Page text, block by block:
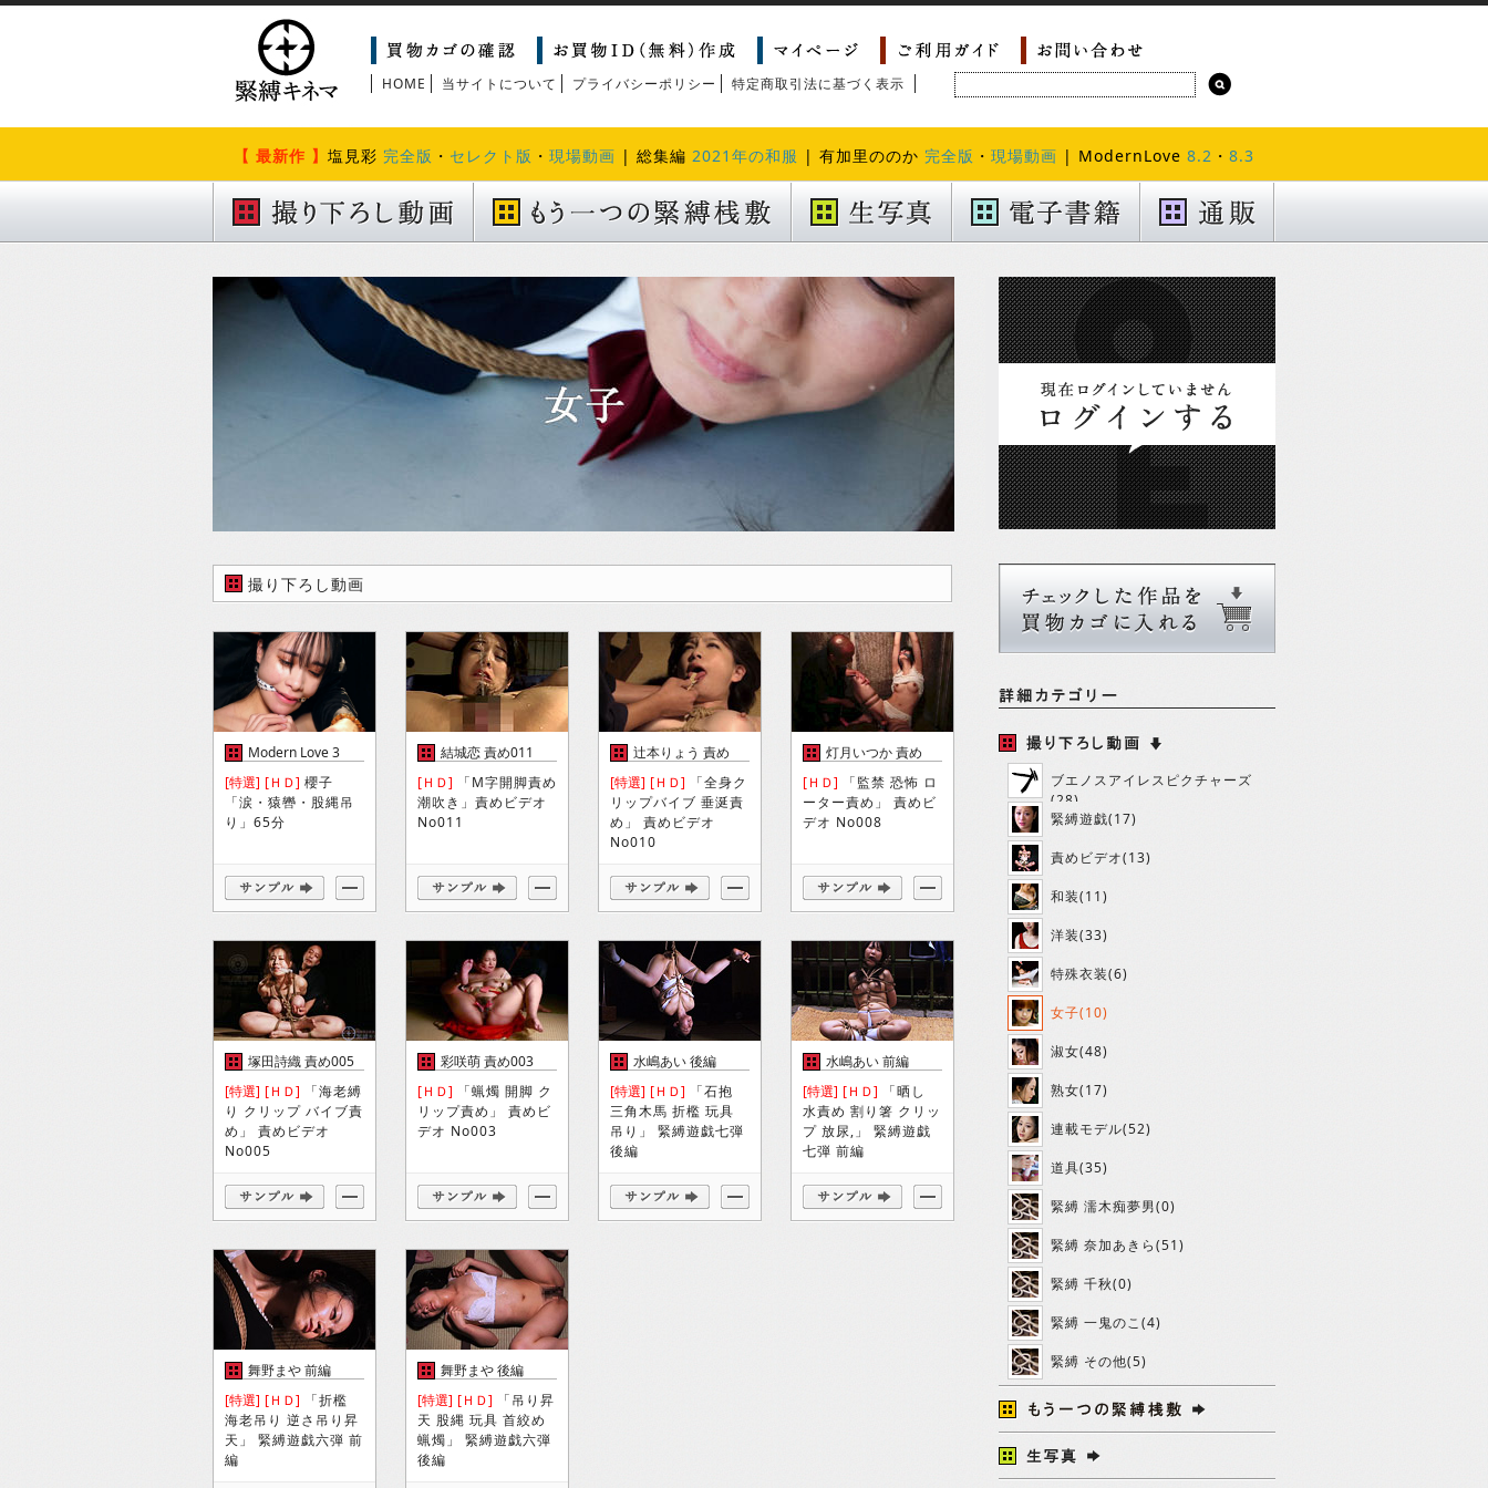
HOME 当サイトについて プライバシーポリシー 特定商取引法に基づく表示
【 最新作 】 塩見彩 完全版 ・ セレクト版 ・ 現場動画 | 総集編 2021年の和服 | 有加里ののか 完全版 ・ 現場動画 | ModernLove 8.2 ・ 8.3
撮り下ろし動画
Modern Love 3
[特選] [ＨＤ] 櫻子
「涙・猿轡・股縄吊
り」65分
結城恋 責め011
[ＨＤ] 「M字開脚責め
潮吹き」責めビデオ
No011
辻本りょう 責め
010
[特選] [ＨＤ] 「全身ク
リップバイブ 垂涎責
め」 責めビデオ
No010
灯月いつか 責め
[ＨＤ] 「監禁 恐怖 ロ
ーター責め」 責めビ
デオ No008
塚田詩織 責め005
[特選] [ＨＤ] 「海老縛
り クリップ バイブ責
め」 責めビデオ
No005
彩咲萌 責め003
[ＨＤ] 「蝋燭 開脚 ク
リップ責め」 責めビ
デオ No003
水嶋あい 後編
[特選] [ＨＤ] 「石抱
三角木馬 折檻 玩具
吊り」 緊縛遊戯七弾
後編
水嶋あい 前編
[特選] [ＨＤ] 「晒し
水責め 割り箸 クリッ
プ 放尿,」 緊縛遊戯
七弾 前編
舞野まや 前編
[特選] [ＨＤ] 「折檻
海老吊り 逆さ吊り昇
天」 緊縛遊戯六弾 前
編
舞野まや 後編
[特選] [ＨＤ] 「吊り昇
天 股縄 玩具 首絞め
蝋燭」 緊縛遊戯六弾
後編
ブエノスアイレスピクチャーズ
(28)
緊縛遊戯(17)
責めビデオ(13)
和装(11)
洋装(33)
特殊衣装(6)
女子(10)
淑女(48)
熟女(17)
連載モデル(52)
道具(35)
緊縛 濡木痴夢男(0)
緊縛 奈加あきら(51)
緊縛 千秋(0)
緊縛 一鬼のこ(4)
緊縛 その他(5)